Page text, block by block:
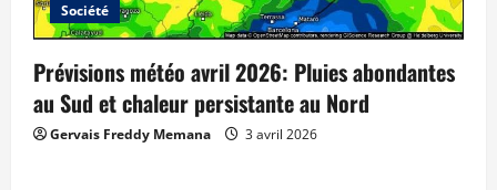
Société
Prévisions météo avril 2026: Pluies abondantes
au Sud et chaleur persistante au Nord
Gervais Freddy Memana 3 avril 2026